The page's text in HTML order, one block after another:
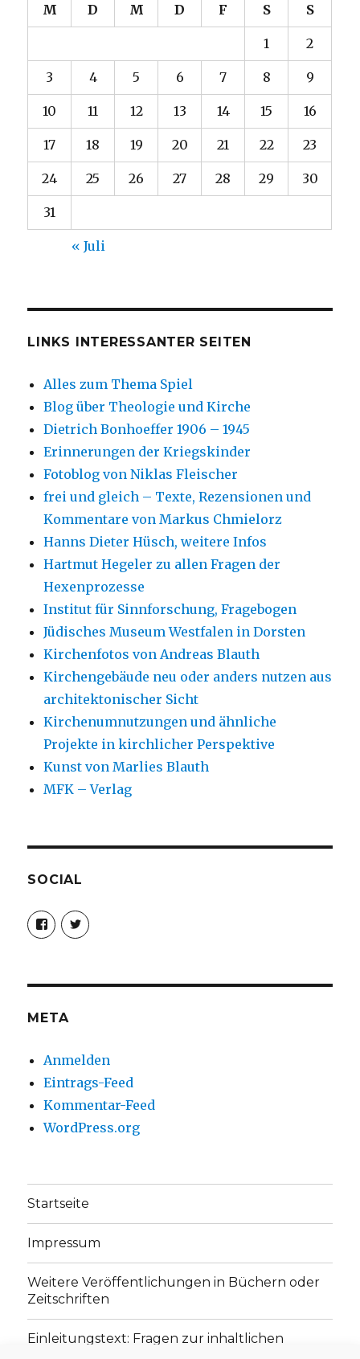
M D M D F S S
1 2
3 4 5 6 7 8 9
10 11 12 13 14 15 16
17 18 19 20 21 22 23
24 25 26 27 28 29 30
31
« Juli
LINKS INTERESSANTER SEITEN
Alles zum Thema Spiel
Blog über Theologie und Kirche
Dietrich Bonhoeffer 1906 – 1945
Erinnerungen der Kriegskinder
Fotoblog von Niklas Fleischer
frei und gleich – Texte, Rezensionen und
Kommentare von Markus Chmielorz
Hanns Dieter Hüsch, weitere Infos
Hartmut Hegeler zu allen Fragen der
Hexenprozesse
Institut für Sinnforschung, Fragebogen
Jüdisches Museum Westfalen in Dorsten
Kirchenfotos von Andreas Blauth
Kirchengebäude neu oder anders nutzen aus
architektonischer Sicht
Kirchenumnutzungen und ähnliche
Projekte in kirchlicher Perspektive
Kunst von Marlies Blauth
MFK – Verlag
SOCIAL
Profil
von
christoph.fleischer1
anzeigen
Profil
von
anzeigen
META
Anmelden
Eintrags-Feed
Kommentar-Feed
WordPress.org
Startseite
Impressum
Weitere Veröffentlichungen in Büchern oder
Zeitschriften
Einleitungstext: Fragen zur inhaltlichen